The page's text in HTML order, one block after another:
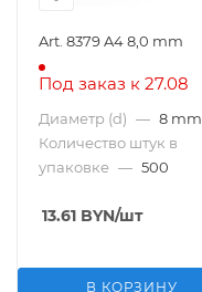
Art. 8379 A4 8,0 mm
Под заказ к 27.08
Диаметр (d) — 8 mm
Количество штук в
упаковке — 500
13.61 BYN/шт
В КОРЗИНУ